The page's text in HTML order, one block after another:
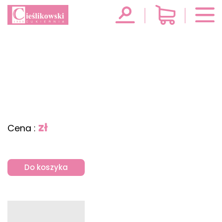
Cena : zł
Do koszyka